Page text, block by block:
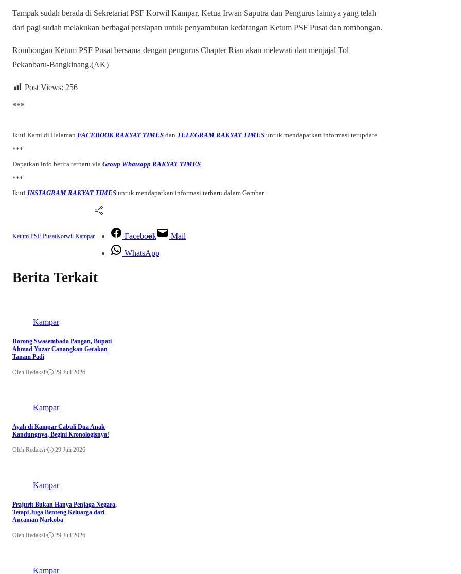
Tampak sudah berada di Sekretariat PSF Korwil Kampar, Ketua Irwan Saputra dan Pengurus lainnya yang telah
dari pagi sudah melakukan berbagai persiapan untuk penyambutan kedatangan Ketum PSF Pusat dan rombongan.
Rombongan Ketum PSF Pusat bersama dengan pengurus Chapter Riau akan melewati dan menjajal Tol
Pekanbaru-Bangkinang.(AK)
Post Views: 256
***
Ikuti Kami di Halaman FACEBOOK RAKYAT TIMES dan TELEGRAM RAKYAT TIMES untuk mendapatkan informasi terupdate
***
Dapatkan info berita terbaru via Group Whatsapp RAKYAT TIMES
***
Ikuti INSTAGRAM RAKYAT TIMES untuk mendapatkan informasi terbaru dalam Gambar.
Ketum PSF PusatKorwil Kampar Facebook
Mail
WhatsApp
Berita Terkait
Kampar
Dorong Swasembada Pangan, Bupati
Ahmad Yuzar Canangkan Gerakan
Tanam Padi
Oleh Redaksi• 29 Juli 2026
Kampar
Ayah di Kampar Cabuli Dua Anak
Kandungnya, Begini Kronologisnya!
Oleh Redaksi• 29 Juli 2026
Kampar
Prajurit Bukan Hanya Penjaga Negara,
Tetapi Juga Benteng Keluarga dari
Ancaman Narkoba
Oleh Redaksi• 29 Juli 2026
Kampar